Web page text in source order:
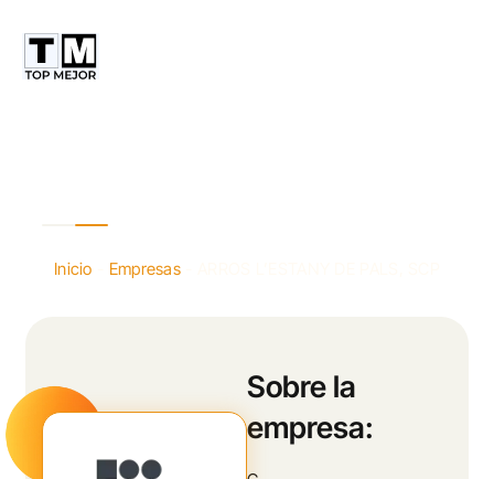
Inicio Empresas
Sobre la
empresa: